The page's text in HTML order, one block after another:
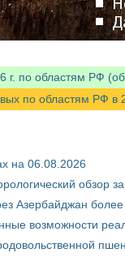
по областям РФ
по областям РФ в
на 06.08.2026
обзор
Азербайджан более
возможности